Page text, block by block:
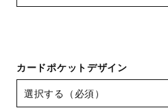
カードポケットデザイン